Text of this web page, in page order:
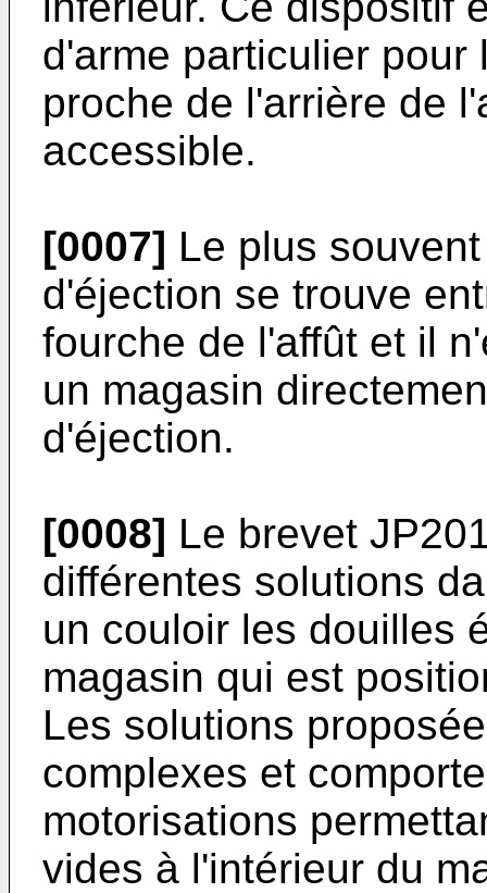
d'arme particulier
proche de l'arrière de
accessible.
[0007] Le plus
d'éjection se trouve
fourche de l'affût et il
un magasin
d'éjection.
[0008] Le brevet
différentes solutions
un couloir les douilles
magasin qui est
Les solutions
complexes et
motorisations
vides à l'intérieur du